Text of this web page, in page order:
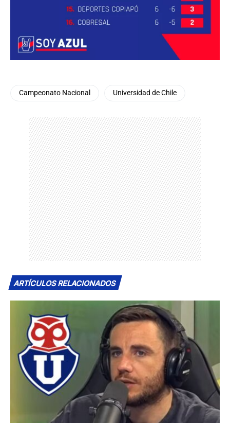
Campeonato Nacional Universidad de Chile
ARTÍCULOS RELACIONADOS